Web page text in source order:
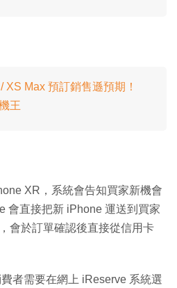
Max 預訂銷售遜預期！
王
XR，系統會告知買家新機會
會直接把新 iPhone 運送到買家
會於訂單確認後直接從信用卡
者需要在網上 iReserve 系統選